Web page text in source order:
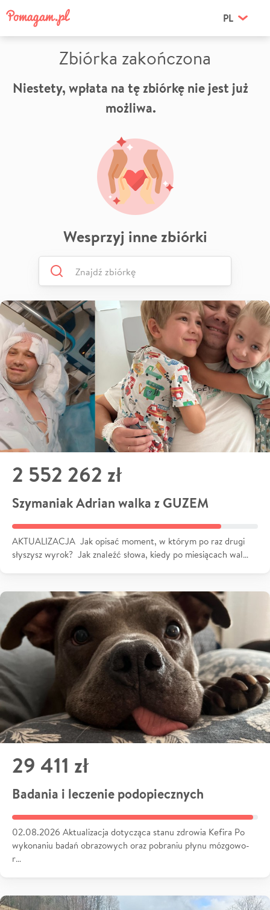
PL
Zbiórka zakończona
Niestety, wpłata na tę zbiórkę nie jest już
możliwa.
Wesprzyj inne zbiórki
2 552 262 zł
Szymaniak Adrian walka z GUZEM
AKTUALIZACJA Jak opisać moment, w którym po raz drugi
słyszysz wyrok? Jak znaleźć słowa, kiedy po miesiącach wal…
29 411 zł
Badania i leczenie podopiecznych
02.08.2026 Aktualizacja dotycząca stanu zdrowia Kefira Po
wykonaniu badań obrazowych oraz pobraniu płynu mózgowo-
r…